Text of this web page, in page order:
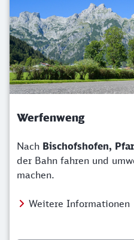
Werfenweng
Nach Bischofshofen,
der Bahn fahren und
machen.
Weitere Informationen